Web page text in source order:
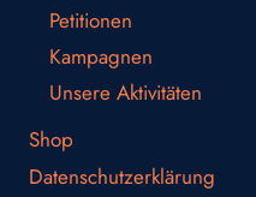
Petitionen
Kampagnen
Unsere Aktivitäten
Shop
Datenschutzerklärung